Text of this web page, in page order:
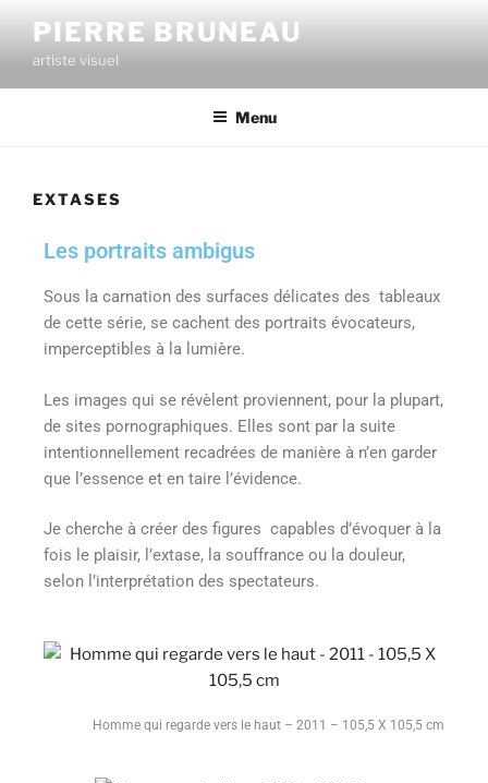
PIERRE BRUNEAU
artiste visuel
Menu
EXTASES
Les portraits ambigus
Sous la carnation des surfaces délicates des tableaux
de cette série, se cachent des portraits évocateurs,
imperceptibles à la lumière.
Les images qui se révèlent proviennent, pour la plupart,
de sites pornographiques. Elles sont par la suite
intentionnellement recadrées de manière à n’en garder
que l’essence et en taire l’évidence.
Je cherche à créer des figures capables d’évoquer à la
fois le plaisir, l’extase, la souffrance ou la douleur,
selon l’interprétation des spectateurs.
Homme qui regarde vers le haut – 2011 – 105,5 X 105,5 cm